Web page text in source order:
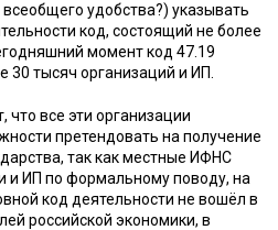
удобства?) указывать
код, состоящий не более
момент код 47.19
30 тысяч организаций и ИП.
все эти организации
претендовать на получение
так как местные ИФНС
и ИП по формальному поводу, на
код деятельности не вошёл в
российской экономики, в